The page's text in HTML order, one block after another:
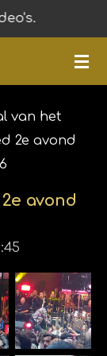
van het
2e avond
avond